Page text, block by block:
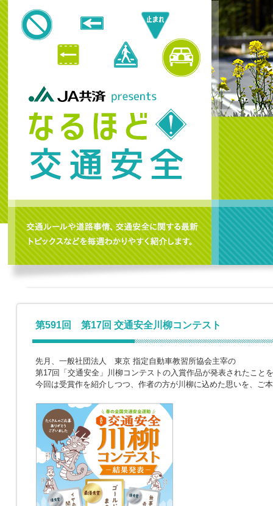
第591回 第17回 交通安全川柳コンテスト
先月、一般社団法人 東京 指定自動車教習所協会主宰の
第17回「交通安全」川柳コンテストの入賞作品が発表されたこと
今回は受賞作を紹介しつつ、作者の方が川柳に込めた思いを、ご